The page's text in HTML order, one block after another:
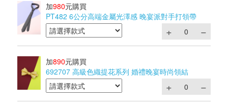
加980元購買
PT482 6公分高端金屬光澤感 晚宴派對手打領帶
加890元購買
692707 高級色織提花系列 婚禮晚宴時尚領結